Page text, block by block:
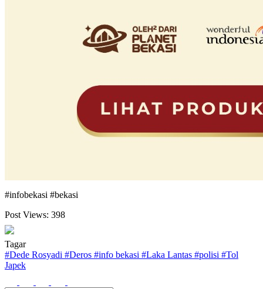
#infobekasi #bekasi
Post Views: 398
Tagar
#Dede Rosyadi #Deros #info bekasi #Laka Lantas #polisi #Tol
Japek